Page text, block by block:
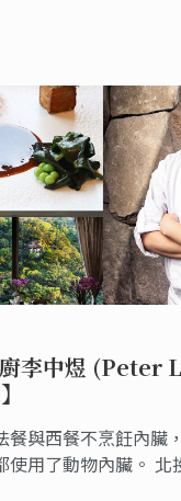
視覺與味覺的完美饗
廚李中煜 (Peter
餐與西餐不烹飪內臟
使用了動物內臟。 北